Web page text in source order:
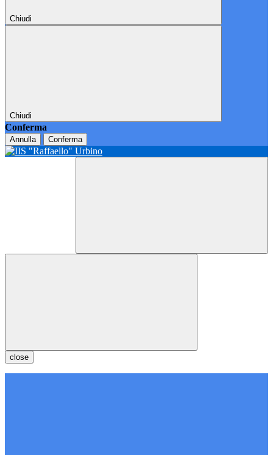
Chiudi
Chiudi
Conferma
Annulla Conferma
close